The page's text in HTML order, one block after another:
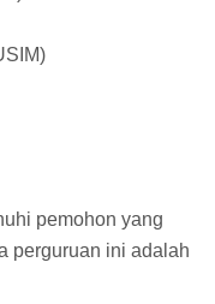
pemohon yang
perguruan ini adalah